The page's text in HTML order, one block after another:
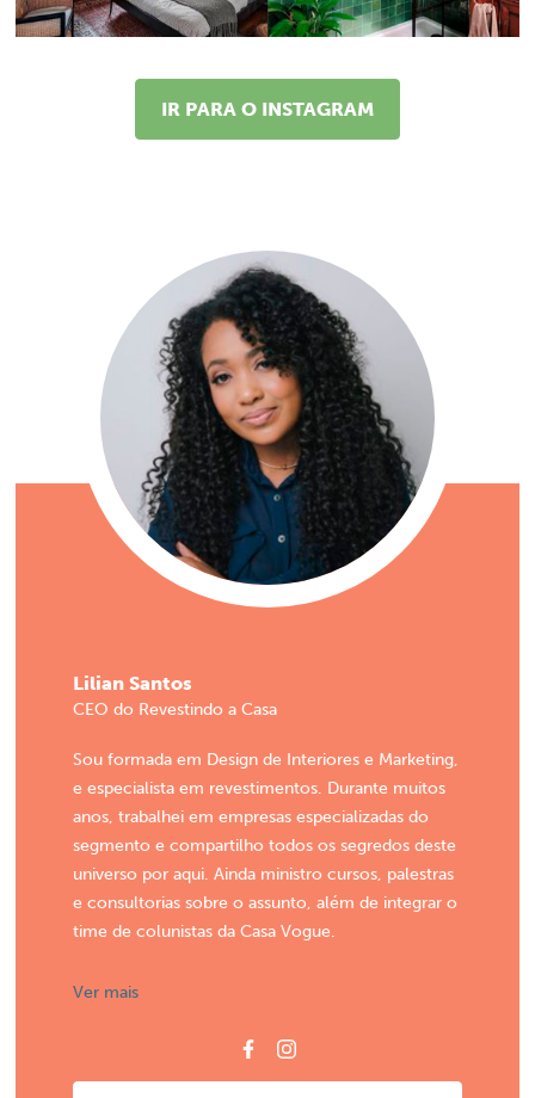
IR PARA O INSTAGRAM
Lilian Santos
CEO do Revestindo a Casa
Sou formada em Design de Interiores e Marketing,
e especialista em revestimentos. Durante muitos
anos, trabalhei em empresas especializadas do
segmento e compartilho todos os segredos deste
universo por aqui. Ainda ministro cursos, palestras
e consultorias sobre o assunto, além de integrar o
time de colunistas da Casa Vogue.
Ver mais